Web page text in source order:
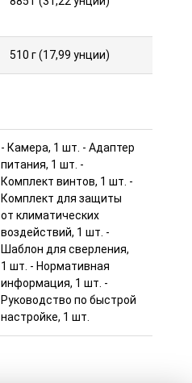
510 г (17,99 унции)
- Камера, 1 шт. - Адаптер
питания, 1 шт. -
Комплект винтов, 1 шт. -
Комплект для защиты
от климатических
воздействий, 1 шт. -
Шаблон для сверления,
1 шт. - Нормативная
информация, 1 шт. -
Руководство по быстрой
настройке, 1 шт.